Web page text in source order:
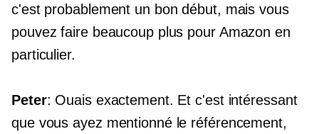
c'est probablement un bon début, mais vous
pouvez faire beaucoup plus pour Amazon en
particulier.
Peter: Ouais exactement. Et c'est intéressant
que vous ayez mentionné le référencement,